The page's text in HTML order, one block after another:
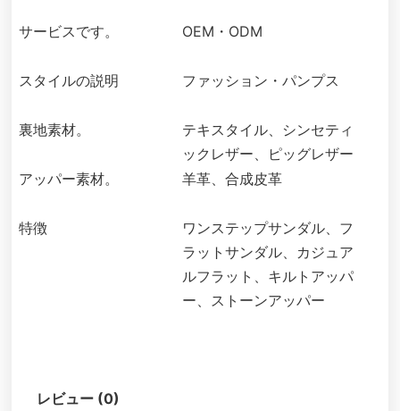
サービスです。 OEM・ODM
スタイルの説明 ファッション・パンプス
裏地素材。
テキスタイル、シンセティ
ックレザー、ピッグレザー
アッパー素材。
羊革、合成皮革
特徴
ワンステップサンダル、フ
ラットサンダル、カジュア
ルフラット、キルトアッパ
ー、ストーンアッパー
レビュー (0)